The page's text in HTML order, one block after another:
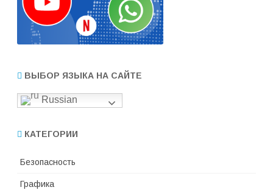
ВЫБОР ЯЗЫКА НА САЙТЕ
Russian
КАТЕГОРИИ
Безопасность
Графика